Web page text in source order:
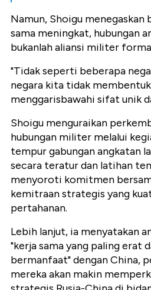
Namun, Shoigu menegaskan
sama meningkat, hubungan
bukanlah aliansi militer
"Tidak seperti beberapa
negara kita tidak
menggarisbawahi sifat unik
Shoigu menguraikan
hubungan militer melalui
tempur gabungan angkatan
secara teratur dan latihan
menyoroti komitmen
kemitraan strategis yang
pertahanan.
Lebih lanjut, ia menyatakan
"kerja sama yang paling erat
bermanfaat" dengan China,
mereka akan makin